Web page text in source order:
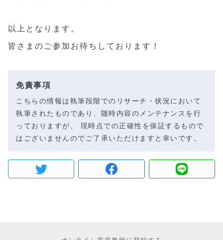
以上となります。
皆さまのご参加お待ちしております！
免責事項
こちらの情報は執筆段階でのリサーチ・状況において
執筆されたものであり、随時内容のメンテナンスを行
っておりますが、 現時点での正確性を保証するもので
はございませんのでご了承いただけますと幸いです。